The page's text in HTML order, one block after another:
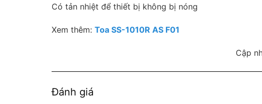
Có tản nhiệt để thiết bị không bị nóng
Xem thêm: Toa SS-1010R AS F01
Cập
Đánh giá